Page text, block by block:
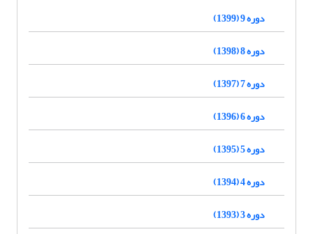
دوره 9 (1399)
دوره 8 (1398)
دوره 7 (1397)
دوره 6 (1396)
دوره 5 (1395)
دوره 4 (1394)
دوره 3 (1393)